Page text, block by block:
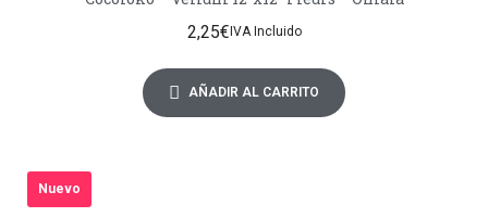
2,25€ IVA Incluido
AÑADIR AL CARRITO
Nuevo